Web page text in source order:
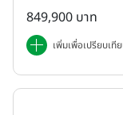
849,900 บาท
เพิ่มเพื่อเปรียบเที